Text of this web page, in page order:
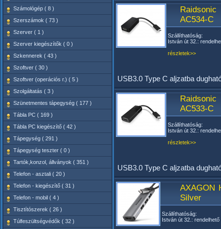
Számológép ( 8 )
Szerszámok ( 73 )
Szerver ( 1 )
Szerver kiegészítők ( 0 )
Szkennerek ( 43 )
Szoftver ( 30 )
Szoftver (operációs r.) ( 5 )
Szolgáltatás ( 3 )
Szünetmentes tápegység ( 177 )
Tábla PC ( 169 )
Tábla PC kiegészítő ( 42 )
Tápegység ( 291 )
Tápegység teszter ( 0 )
Tartók,konzol, állványok ( 351 )
Telefon - asztali ( 20 )
Telefon - kiegészítő ( 31 )
Telefon - mobil ( 4 )
Tisztítószerek ( 26 )
Túlfeszültségvédők ( 32 )
AC534-C
Szállíthatóság:
István út 32.:
részletek>>
USB3.0 Type C aljzatba
AC533-C
Szállíthatóság:
István út 32.:
részletek>>
USB3.0 Type C aljzatba
AXAGON
Silver
Szállíthatóság:
István út 32.: rendelhető